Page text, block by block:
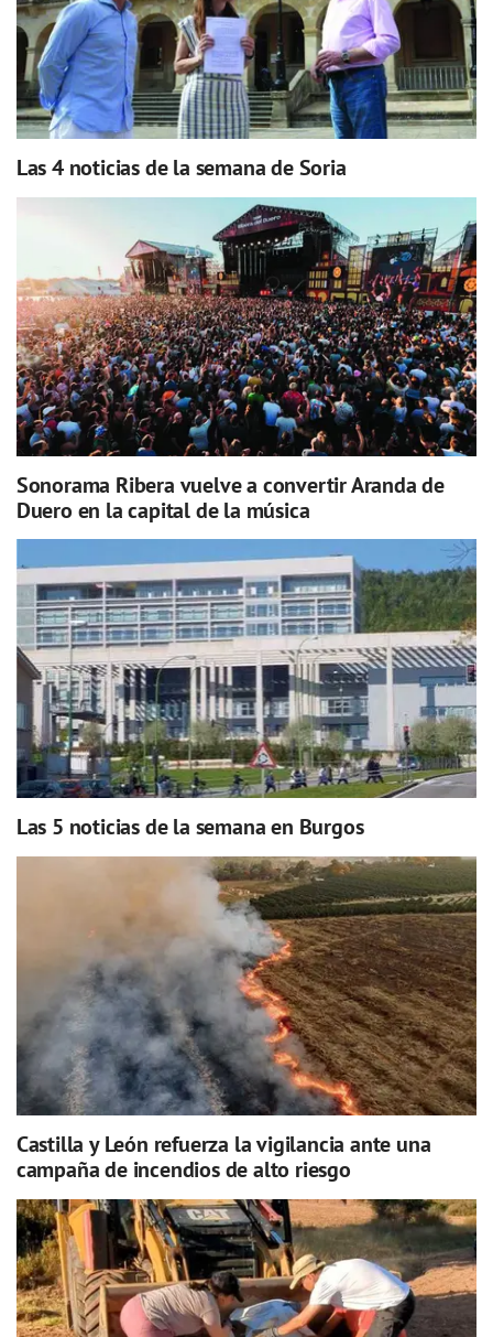
Las 4 noticias de la semana de Soria
Sonorama Ribera vuelve a convertir Aranda de
Duero en la capital de la música
Las 5 noticias de la semana en Burgos
Castilla y León refuerza la vigilancia ante una
campaña de incendios de alto riesgo